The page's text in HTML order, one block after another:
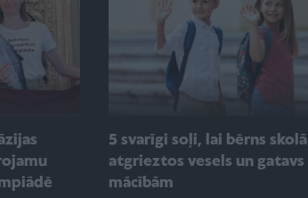
5 svarīgi soļi, lai bērns skolā
atgrieztos vesels un gatavs
mācībām